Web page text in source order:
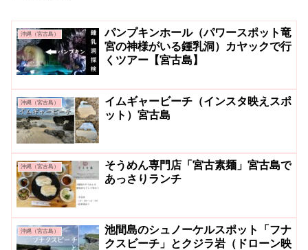
沖縄（宮古島）
パンプキンホール（パワースポット竜
宮の神様がいる鍾乳洞）カヤックで行
くツアー【宮古島】
沖縄（宮古島）
イムギャービーチ（インスタ映えスポ
ット）宮古島
沖縄（宮古島）
そうめん専門店「宮古素麺」宮古島で
あっさりランチ
沖縄（宮古島）
池間島のシュノーケルスポット「フナ
クスビーチ」とクジラ岩（ドローン映